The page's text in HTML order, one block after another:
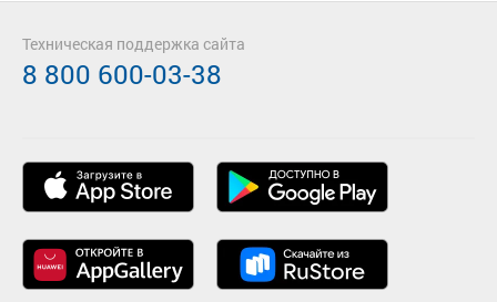
Техническая поддержка сайта
8 800 600-03-38